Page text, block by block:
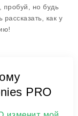
пробуй, но будь
как у
PRO